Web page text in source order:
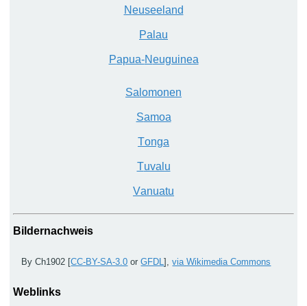
Neuseeland
Palau
Papua-Neuguinea
Salomonen
Samoa
Tonga
Tuvalu
Vanuatu
Bildernachweis
By Ch1902 [CC-BY-SA-3.0 orGFDL],via Wikimedia Commons
Weblinks